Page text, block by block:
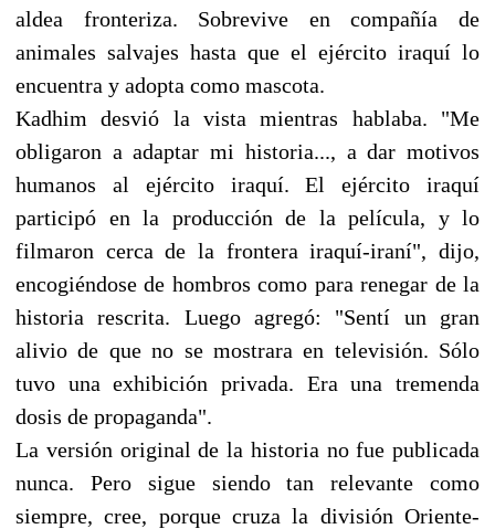
aldea fronteriza. Sobrevive en compañía de
animales salvajes hasta que el ejército iraquí lo
encuentra y adopta como mascota.
Kadhim desvió la vista mientras hablaba. "Me
obligaron a adaptar mi historia..., a dar motivos
humanos al ejército iraquí. El ejército iraquí
participó en la producción de la película, y lo
filmaron cerca de la frontera iraquí-iraní", dijo,
encogiéndose de hombros como para renegar de la
historia rescrita. Luego agregó: "Sentí un gran
alivio de que no se mostrara en televisión. Sólo
tuvo una exhibición privada. Era una tremenda
dosis de propaganda".
La versión original de la historia no fue publicada
nunca. Pero sigue siendo tan relevante como
siempre, cree, porque cruza la división Oriente-